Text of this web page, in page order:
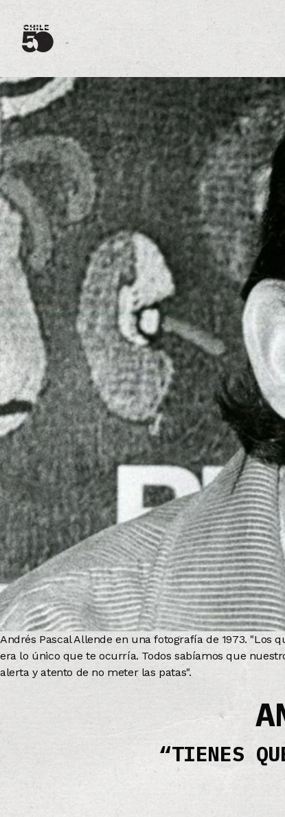
Andrés Pascal Allende en una fotografía de 1973. "Los
era lo único que te ocurría. Todos sabíamos que
alerta y atento de no meter las patas".
“TIENES